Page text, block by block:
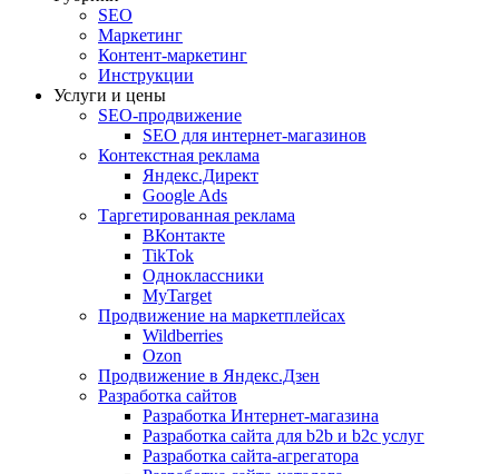
SEO
Маркетинг
Контент-маркетинг
Инструкции
Услуги и цены
SEO-продвижение
SEO для интернет-магазинов
Контекстная реклама
Яндекс.Директ
Google Ads
Таргетированная реклама
ВКонтакте
TikTok
Одноклассники
MyTarget
Продвижение на маркетплейсах
Wildberries
Ozon
Продвижение в Яндекс.Дзен
Разработка сайтов
Разработка Интернет-магазина
Разработка сайта для b2b и b2c услуг
Разработка сайта-агрегатора